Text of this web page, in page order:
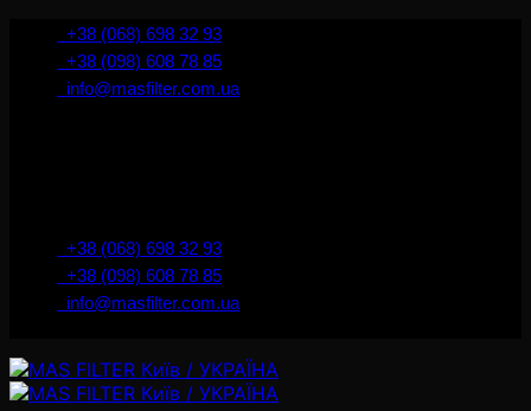
İçeriğe+38 (068) 698 32 93
+38 (098) 608 78 85
info@masfilter.com.ua
+38 (068) 698 32 93
+38 (098) 608 78 85
info@masfilter.com.ua